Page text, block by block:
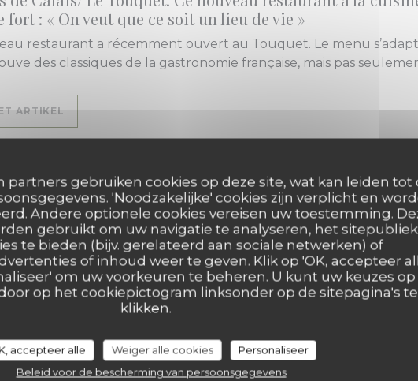
partners gebruiken cookies op deze site, wat kan leiden tot
'Noodzakelijke' cookies zijn verplicht en
Andere optionele cookies vereisen uw toestemming.
gebruikt om uw navigatie te analyseren, het
te bieden (bijv. gerelateerd aan sociale netwerken) of
of inhoud weer te geven. Klik op 'OK, accepteer
om uw voorkeuren te beheren. U kunt uw keuzes
op het cookiepictogram linksonder op de sitepagina's te
klikken.
accepteer alle Weiger alle cookies
Personaliseer
Beleid voor de bescherming van persoonsgegevens
fort : « On veut que ce soit un lieu de vie »
restaurant a récemment ouvert au Touquet. Le menu
des classiques de la gastronomie française, mais pas
ARTIKEL
: Vivant, nouvelle adresse gastronomique
: Vivant, nouvelle adresse gastronomique !
ce nouvel établissement, le chef Moïse Piquet, profondément
restaurant, baptisé Vivant, vient d'ouvrir ses portes rue de
du Touquet-Paris-Plage. Œuf mollet, ris de veau croustillant
on trouve, à la carte de Vivant, des produits travaillés avec
a pensé le restaurant comme un «lieu pluriel», avec un